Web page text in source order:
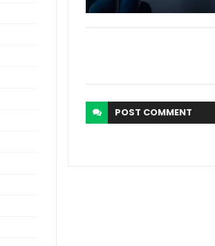
POST COMMENT